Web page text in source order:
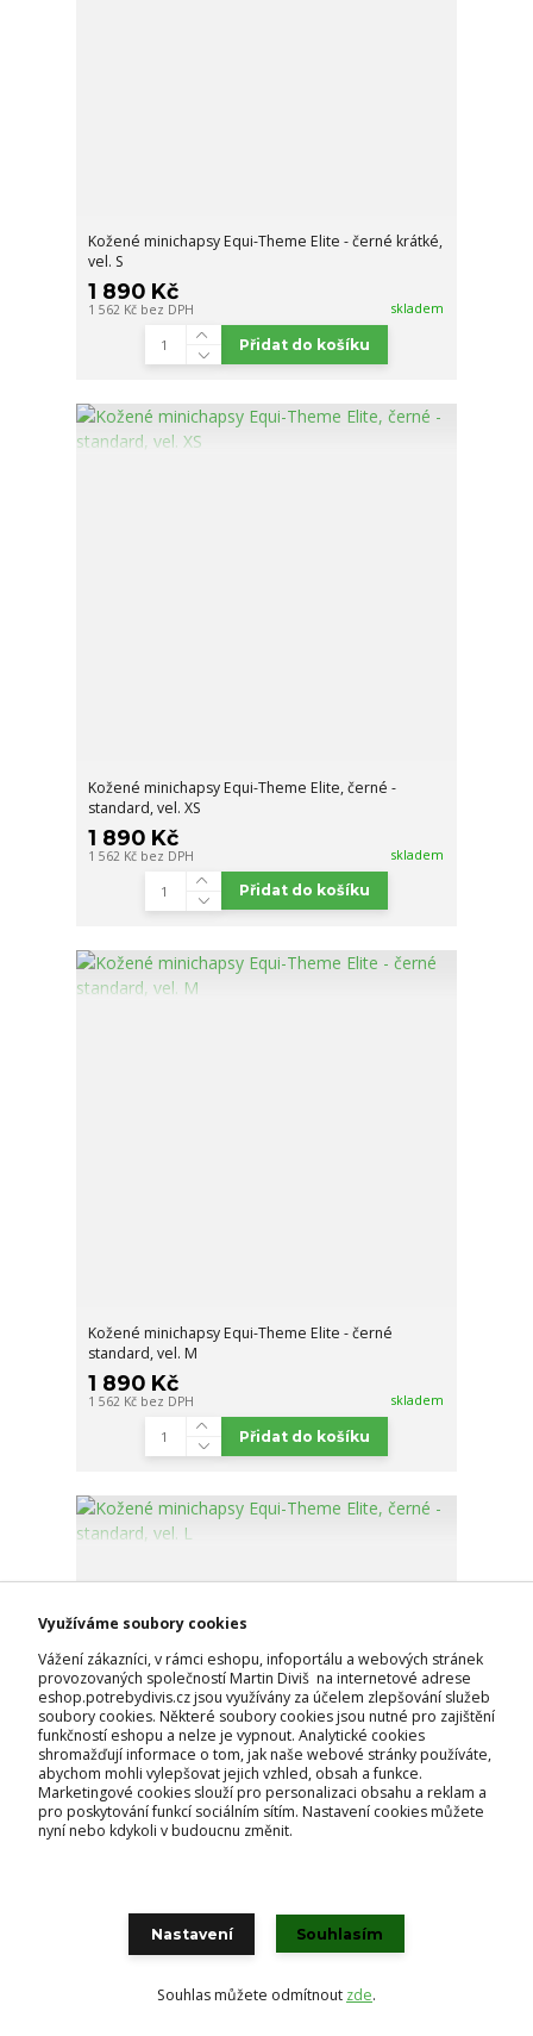
Kožené minichapsy Equi-Theme Elite - černé krátké,
vel. S
1 890 Kč
1 562 Kč bez DPH skladem
Přidat do košíku
Kožené minichapsy Equi-Theme Elite, černé -
standard, vel. XS
1 890 Kč
1 562 Kč bez DPH skladem
Přidat do košíku
Kožené minichapsy Equi-Theme Elite - černé
standard, vel. M
1 890 Kč
1 562 Kč bez DPH skladem
Přidat do košíku
1 890 Kč
Využíváme soubory cookies
Vážení zákazníci, v rámci eshopu, infoportálu a webových stránek
provozovaných společností Martin Diviš na internetové adrese
eshop.potrebydivis.cz jsou využívány za účelem zlepšování služeb
soubory cookies. Některé soubory cookies jsou nutné pro zajištění
funkčností eshopu a nelze je vypnout. Analytické cookies
shromažďují informace o tom, jak naše webové stránky používáte,
abychom mohli vylepšovat jejich vzhled, obsah a funkce.
Marketingové cookies slouží pro personalizaci obsahu a reklam a
pro poskytování funkcí sociálním sítím. Nastavení cookies můžete
nyní nebo kdykoli v budoucnu změnit.
Nastavení Souhlasím
Souhlas můžete odmítnout zde.